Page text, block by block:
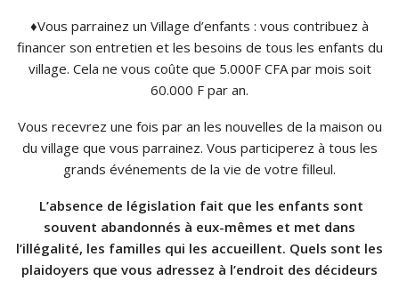
♦Vous parrainez un Village d’enfants : vous contribuez à
financer son entretien et les besoins de tous les enfants du
village. Cela ne vous coûte que 5.000F CFA par mois soit
60.000 F par an.
Vous recevrez une fois par an les nouvelles de la maison ou
du village que vous parrainez. Vous participerez à tous les
grands événements de la vie de votre filleul.
L’absence de législation fait que les enfants sont
souvent abandonnés à eux-mêmes et met dans
l’illégalité, les familles qui les accueillent. Quels sont les
plaidoyers que vous adressez à l’endroit des décideurs